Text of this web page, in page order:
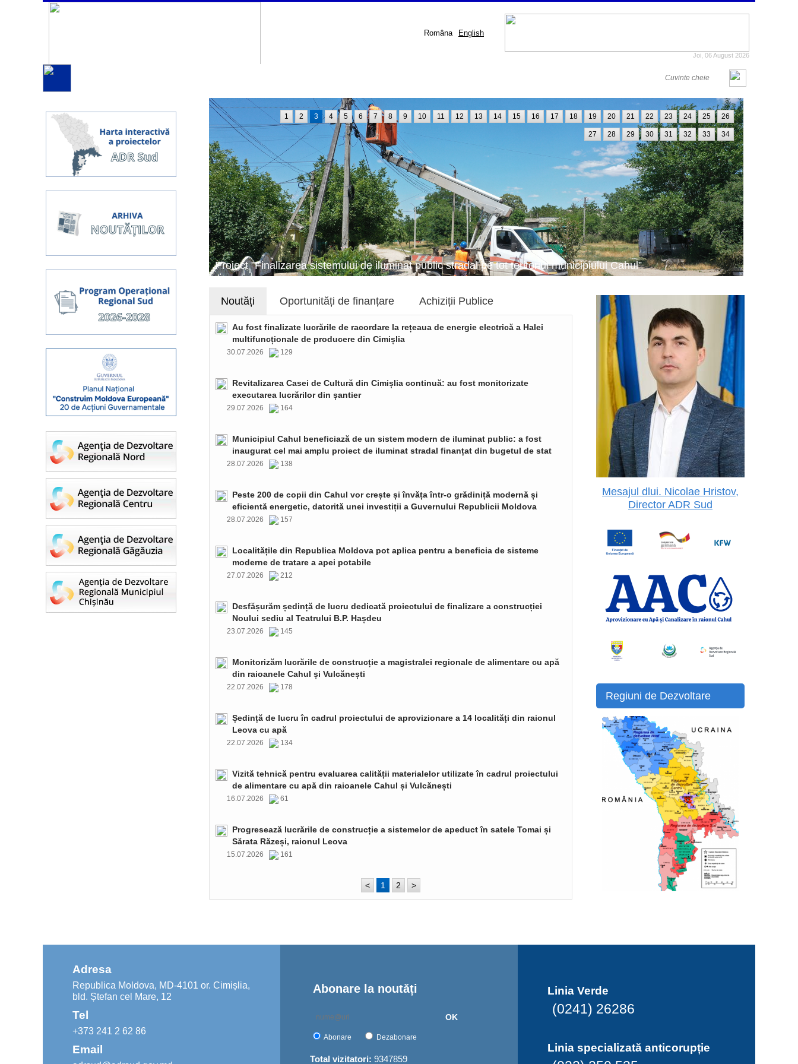
Româna English
Joi, 06 August 2026
Proiect ”Finalizarea sistemului de iluminat public stradal pe tot teritoriul municipiului Cahul”
1 2 3 4 5 6 7 8 9 10 11 12 13 14 15 16 17 18 19 20 21 22 23 24 25 26
27 28 29 30 31 32 33 34
Noutăți Oportunități de finanțare Achiziții Publice
Au fost finalizate lucrările de racordare la rețeaua de energie electrică a Halei
multifuncționale de producere din Cimișlia
30.07.2026 129
Revitalizarea Casei de Cultură din Cimișlia continuă: au fost monitorizate
executarea lucrărilor din șantier
29.07.2026 164
Municipiul Cahul beneficiază de un sistem modern de iluminat public: a fost
inaugurat cel mai amplu proiect de iluminat stradal finanțat din bugetul de stat
28.07.2026 138
Peste 200 de copii din Cahul vor crește și învăța într-o grădiniță modernă și
eficientă energetic, datorită unei investiții a Guvernului Republicii Moldova
28.07.2026 157
Localitățile din Republica Moldova pot aplica pentru a beneficia de sisteme
moderne de tratare a apei potabile
27.07.2026 212
Desfășurăm ședință de lucru dedicată proiectului de finalizare a construcției
Noului sediu al Teatrului B.P. Hașdeu
23.07.2026 145
Monitorizăm lucrările de construcție a magistralei regionale de alimentare cu apă
din raioanele Cahul și Vulcănești
22.07.2026 178
Ședință de lucru în cadrul proiectului de aprovizionare a 14 localități din raionul
Leova cu apă
22.07.2026 134
Vizită tehnică pentru evaluarea calității materialelor utilizate în cadrul proiectului
de alimentare cu apă din raioanele Cahul și Vulcănești
16.07.2026 61
Progresează lucrările de construcție a sistemelor de apeduct în satele Tomai și
Sărata Răzeși, raionul Leova
15.07.2026 161
< 1 2 >
Mesajul dlui. Nicolae Hristov,
Director ADR Sud
Regiuni de Dezvoltare
Adresa
Republica Moldova, MD-4101 or. Cimișlia,
bld. Ștefan cel Mare, 12
Tel
+373 241 2 62 86
Email
Abonare la noutăți
OK
Abonare Dezabonare
Total vizitatori: 9347859
Linia Verde
(0241) 26286
Linia specializată anticorupție